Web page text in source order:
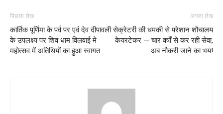
पिछला लेख
कार्तिक पूर्णिमा के पर्व पर एवं देव दीपावली
के उपलक्ष्य पर शिव धाम विलवाई मे
महोत्सव में अतिथियों का हुआ स्वागत
अगला लेख
सेक्रेटरी की धमकी से परेशान शौचालय
केयरटेकर — चार वर्षों से कर रही सेवा,
अब नौकरी जाने का भय!